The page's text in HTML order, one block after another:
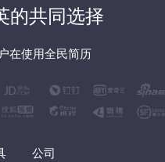
的共同选择
在使用全民简历
公司